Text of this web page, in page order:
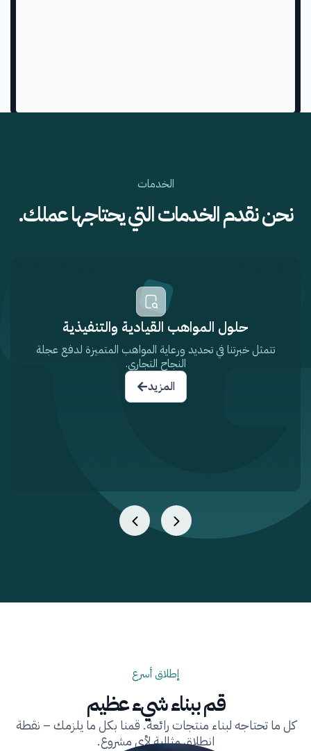
الخدمات
نحن نقدم الخدمات التي يحتاجها عملك.
حلول المواهب القيادية والتنفيذية
تتمثل خبرتنا في تحديد ورعاية المواهب المتميزة لدفع عجلة
النجاح التجاري.
المزيد
إطلاق أسرع
قم ببناء شيء عظيم
كل ما تحتاجه لبناء منتجات رائعة. قمنا بكل ما يلزمك – نقطة
انطلاق مثالية لأي مشروع.